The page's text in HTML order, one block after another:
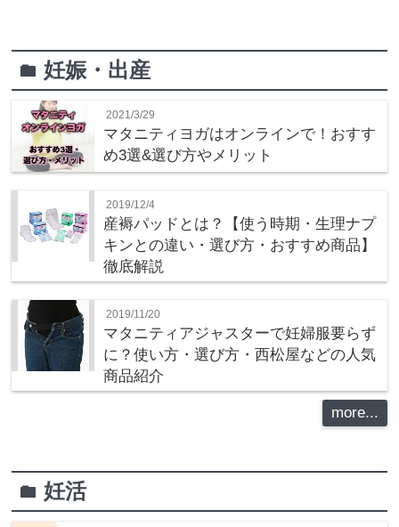
folder妊娠・出産
2021/3/29
マタニティヨガはオンラインで！おすす
め3選&選び方やメリット
2019/12/4
産褥パッドとは？【使う時期・生理ナプ
キンとの違い・選び方・おすすめ商品】
徹底解説
2019/11/20
マタニティアジャスターで妊婦服要らず
に？使い方・選び方・西松屋などの人気
商品紹介
more...
folder妊活